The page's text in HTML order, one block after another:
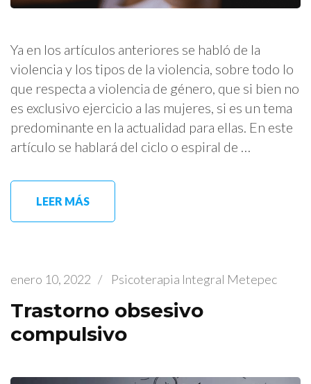
Ya en los artículos anteriores se habló de la
violencia y los tipos de la violencia, sobre todo lo
que respecta a violencia de género, que si bien no
es exclusivo ejercicio a las mujeres, si es un tema
predominante en la actualidad para ellas. En este
artículo se hablará del ciclo o espiral de …
LEER MÁS
enero 10, 2022 / Psicoterapia Integral Metepec
Trastorno obsesivo
compulsivo